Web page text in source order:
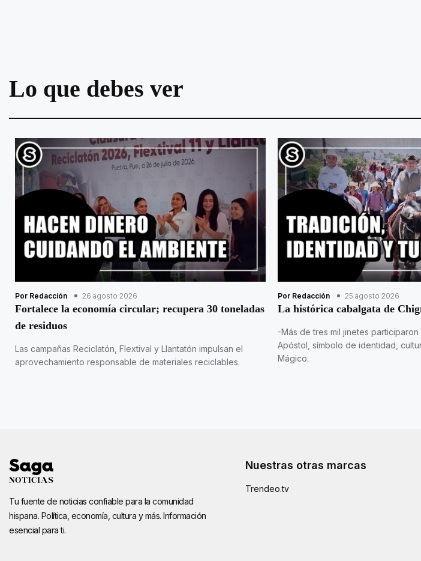
Lo que debes ver
Por Redacción 26 agosto 2026
Fortalece la economía circular; recupera 30 toneladas
de residuos
Las campañas Reciclatón, Flextival y Llantatón impulsan el
aprovechamiento responsable de materiales reciclables.
Por Redacción 25 agosto 2026
La histórica cabalgata de
-Más de tres mil jinetes
Apóstol, símbolo de identidad,
Mágico.
Tu fuente de noticias confiable para la comunidad
hispana. Política, economía, cultura y más. Información
esencial para ti.
Nuestras otras marcas
Trendeo.tv